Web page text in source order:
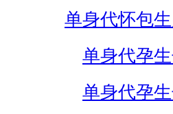
单身代怀包
单身代孕
单身代孕